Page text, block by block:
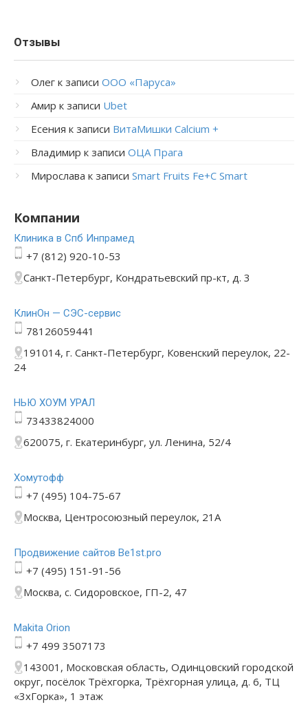
Отзывы
Олег к записи ООО «Паруса»
Амир к записи Ubet
Есения к записи ВитаМишки Calcium +
Владимир к записи ОЦА Прага
Мирослава к записи Smart Fruits Fe+C Smart
Компании
Клиника в Спб Инпрамед
+7 (812) 920-10-53
Санкт-Петербург, Кондратьевский пр-кт, д. 3
КлинОн — СЭС-сервис
78126059441
191014, г. Санкт-Петербург, Ковенский переулок, 22-
24
НЬЮ ХОУМ УРАЛ
73433824000
620075, г. Екатеринбург, ул. Ленина, 52/4
Хомутофф
+7 (495) 104-75-67
Москва, Центросоюзный переулок, 21А
Продвижение сайтов Be1st.pro
+7 (495) 151-91-56
Москва, с. Сидоровское, ГП-2, 47
Makita Orion
+7 499 3507173
143001, Московская область, Одинцовский городской
округ, посёлок Трёхгорка, Трёхгорная улица, д. 6, ТЦ
«3хГорка», 1 этаж